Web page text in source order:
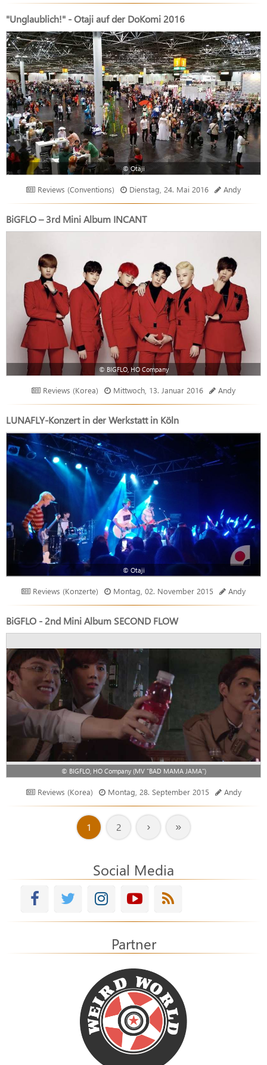
"Unglaublich!" - Otaji auf der DoKomi 2016
© Otaji
Reviews (Conventions) Dienstag, 24. Mai 2016 Andy
BiGFLO – 3rd Mini Album INCANT
© BIGFLO, HO Company
Reviews (Korea) Mittwoch, 13. Januar 2016 Andy
LUNAFLY-Konzert in der Werkstatt in Köln
© Otaji
Reviews (Konzerte) Montag, 02. November 2015 Andy
BiGFLO - 2nd Mini Album SECOND FLOW
© BIGFLO, HO Company (MV "BAD MAMA JAMA")
Reviews (Korea) Montag, 28. September 2015 Andy
1 2 › »
Social Media
Partner